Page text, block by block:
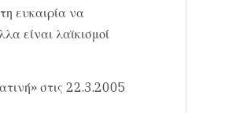
ευκαιρία να
είναι λαϊκισμοί
στις 22.3.2005